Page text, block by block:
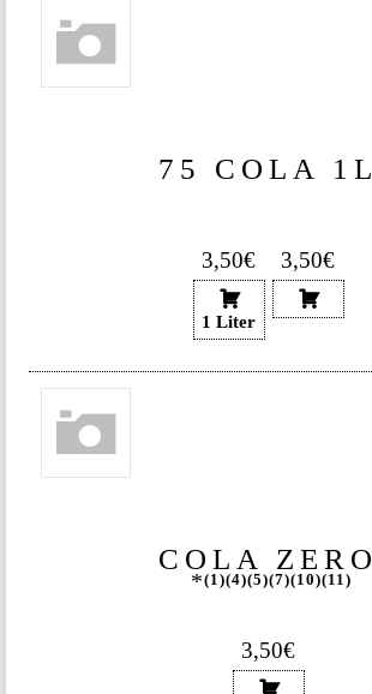
75 COLA 1L
3,50€
1 Liter
3,50€
COLA ZERO
1 4 5 7 10 11
3,50€